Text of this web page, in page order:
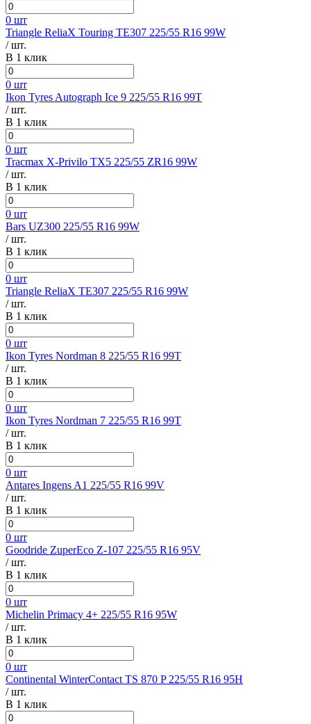
0 шт
Triangle ReliaX Touring TE307 225/55 R16 99W
/ шт.
В 1 клик
0 шт
Ikon Tyres Autograph Ice 9 225/55 R16 99T
/ шт.
В 1 клик
0 шт
Tracmax X-Privilo TX5 225/55 ZR16 99W
/ шт.
В 1 клик
0 шт
Bars UZ300 225/55 R16 99W
/ шт.
В 1 клик
0 шт
Triangle ReliaX TE307 225/55 R16 99W
/ шт.
В 1 клик
0 шт
Ikon Tyres Nordman 8 225/55 R16 99T
/ шт.
В 1 клик
0 шт
Ikon Tyres Nordman 7 225/55 R16 99T
/ шт.
В 1 клик
0 шт
Antares Ingens A1 225/55 R16 99V
/ шт.
В 1 клик
0 шт
Goodride ZuperEco Z-107 225/55 R16 95V
/ шт.
В 1 клик
0 шт
Michelin Primacy 4+ 225/55 R16 95W
/ шт.
В 1 клик
0 шт
Continental WinterContact TS 870 P 225/55 R16 95H
/ шт.
В 1 клик